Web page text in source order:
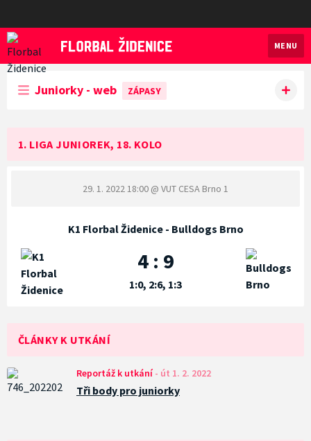
Florbal Židenice
MENU
Juniorky - web ZÁPASY
1. LIGA JUNIOREK, 18. KOLO
29. 1. 2022 18:00 @ VUT CESA Brno 1
K1 Florbal Židenice - Bulldogs Brno
4 : 9
1:0, 2:6, 1:3
ČLÁNKY K UTKÁNÍ
Reportáž k utkání - út 1. 2. 2022
Tři body pro juniorky